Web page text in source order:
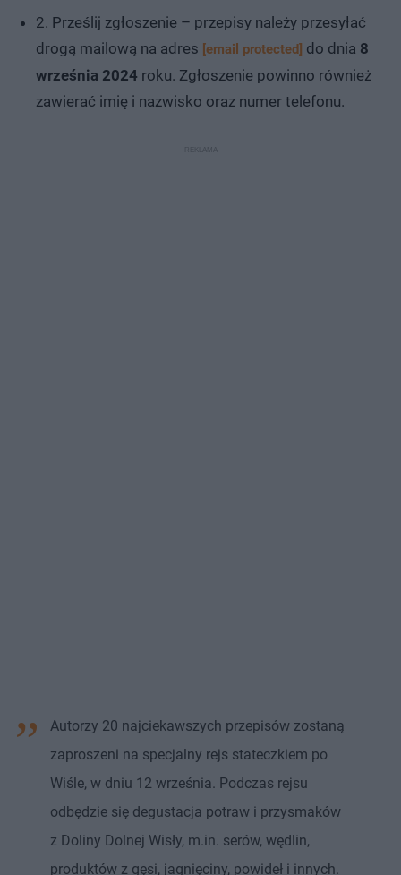
2. Prześlij zgłoszenie – przepisy należy przesyłać
drogą mailową na adres [email protected] do dnia 8
września 2024 roku. Zgłoszenie powinno również
zawierać imię i nazwisko oraz numer telefonu.
Autorzy 20 najciekawszych przepisów zostaną
zaproszeni na specjalny rejs stateczkiem po
Wiśle, w dniu 12 września. Podczas rejsu
odbędzie się degustacja potraw i przysmaków
z Doliny Dolnej Wisły, m.in. serów, wędlin,
produktów z gęsi, jagnięciny, powideł i innych.